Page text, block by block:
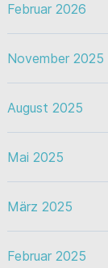
Februar 2026
November 2025
August 2025
Mai 2025
März 2025
Februar 2025